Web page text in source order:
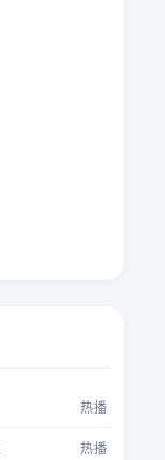
热播
热播